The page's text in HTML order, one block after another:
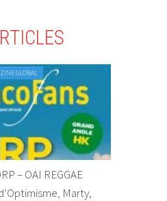
GLOBAL
– OAI REGGAE
Marty,